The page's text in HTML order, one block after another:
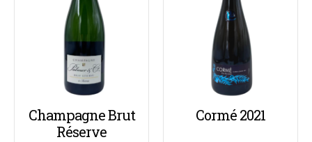
Champagne Brut
Réserve
Cormé 2021